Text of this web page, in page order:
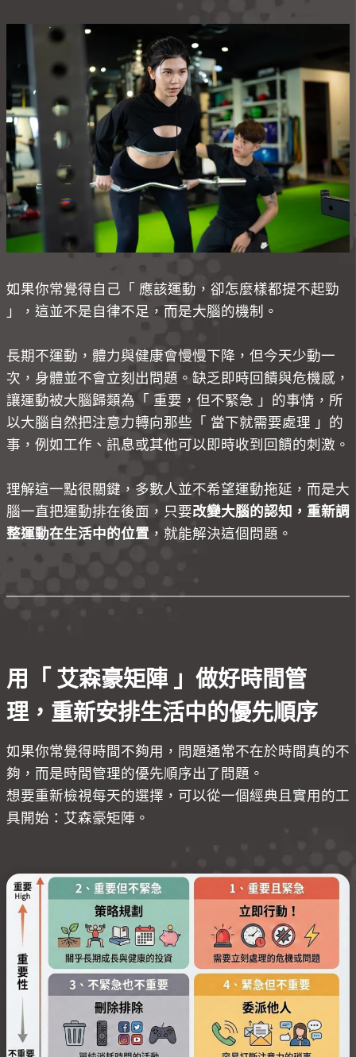
如果你常覺得自己「 應該運動，卻怎麼樣都提不起勁
」，這並不是自律不足，而是大腦的機制。
長期不運動，體力與健康會慢慢下降，但今天少動一
次，身體並不會立刻出問題。缺乏即時回饋與危機感，
讓運動被大腦歸類為「 重要，但不緊急 」的事情，所
以大腦自然把注意力轉向那些「 當下就需要處理 」的
事，例如工作、訊息或其他可以即時收到回饋的刺激。
理解這一點很關鍵，多數人並不希望運動拖延，而是大
腦一直把運動排在後面，只要改變大腦的認知，重新調
整運動在生活中的位置 ，就能解決這個問題。
用「 艾森豪矩陣 」做好時間管
理，重新安排生活中的優先順序
如果你常覺得時間不夠用，問題通常不在於時間真的不
夠，而是時間管理的優先順序出了問題。
想要重新檢視每天的選擇，可以從一個經典且實用的工
具開始：艾森豪矩陣。